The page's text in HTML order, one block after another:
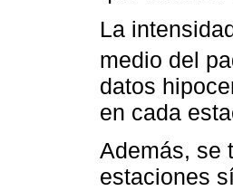
La
medio del
datos
en cada
Además, se
estaciones